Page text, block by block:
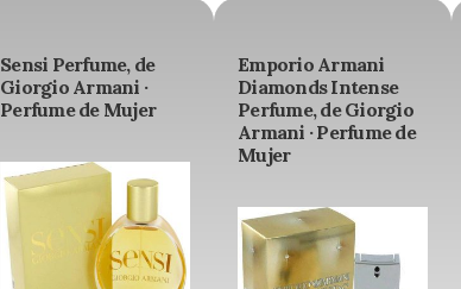
Sensi Perfume, de
Giorgio Armani ·
Perfume de Mujer
Emporio Armani
Diamonds Intense
Perfume, de Giorgio
Armani · Perfume de
Mujer